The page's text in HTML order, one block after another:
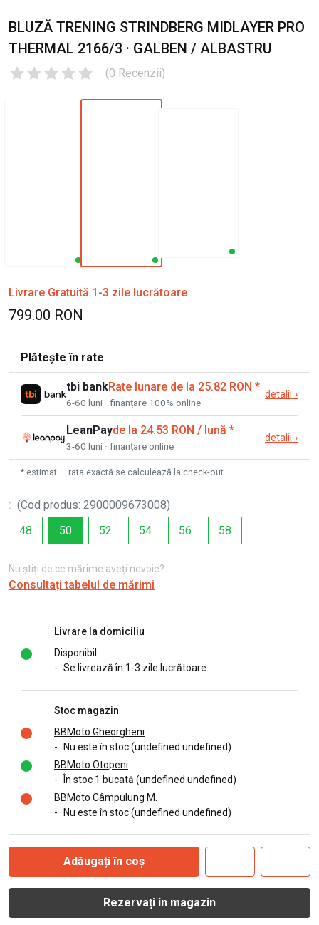
BLUZĂ TRENING STRINDBERG MIDLAYER PRO
THERMAL 2166/3 · GALBEN / ALBASTRU
(0 Recenzii)
Livrare Gratuită 1-3 zile lucrătoare
799.00 RON
Plătește în rate
tbi bankRate lunare de la 25.82 RON *
6-60 luni · finanțare 100% online
detalii ›
LeanPayde la 24.53 RON / lună *
3-60 luni · finanțare online
detalii ›
* estimat — rata exactă se calculează la check-out
: (Cod produs: 2900009673008)
48
50 52 54 56 58
Nu știți de ce mărime aveți nevoie?
Consultați tabelul de mărimi
Livrare la domiciliu
Disponibil
- Se livrează în 1-3 zile lucrătoare.
Stoc magazin
BBMoto Gheorgheni
-
Nu este în stoc (undefined undefined)
BBMoto Otopeni
-
În stoc 1 bucată (undefined undefined)
BBMoto Câmpulung M.
-
Nu este în stoc (undefined undefined)
Adăugați în coș
Rezervați în magazin